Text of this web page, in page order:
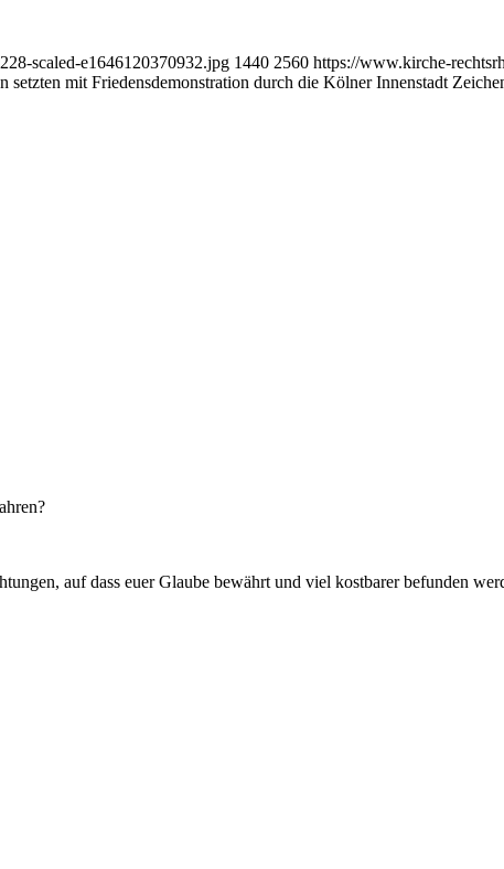
scaled-e1646120370932.jpg 1440 2560 https://www.kirche-
setzten mit Friedensdemonstration durch die Kölner Innenstadt
auf dass euer Glaube bewährt und viel kostbarer befunden